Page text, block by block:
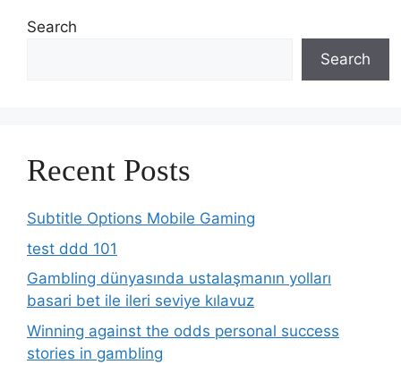
Search
Search
Recent Posts
Subtitle Options Mobile Gaming
test ddd 101
Gambling dünyasında ustalaşmanın yolları
basari bet ile ileri seviye kılavuz
Winning against the odds personal success
stories in gambling